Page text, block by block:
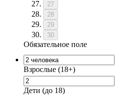
27
28
29
30
Обязательное поле
Взрослые (18+)
Дети (до 18)